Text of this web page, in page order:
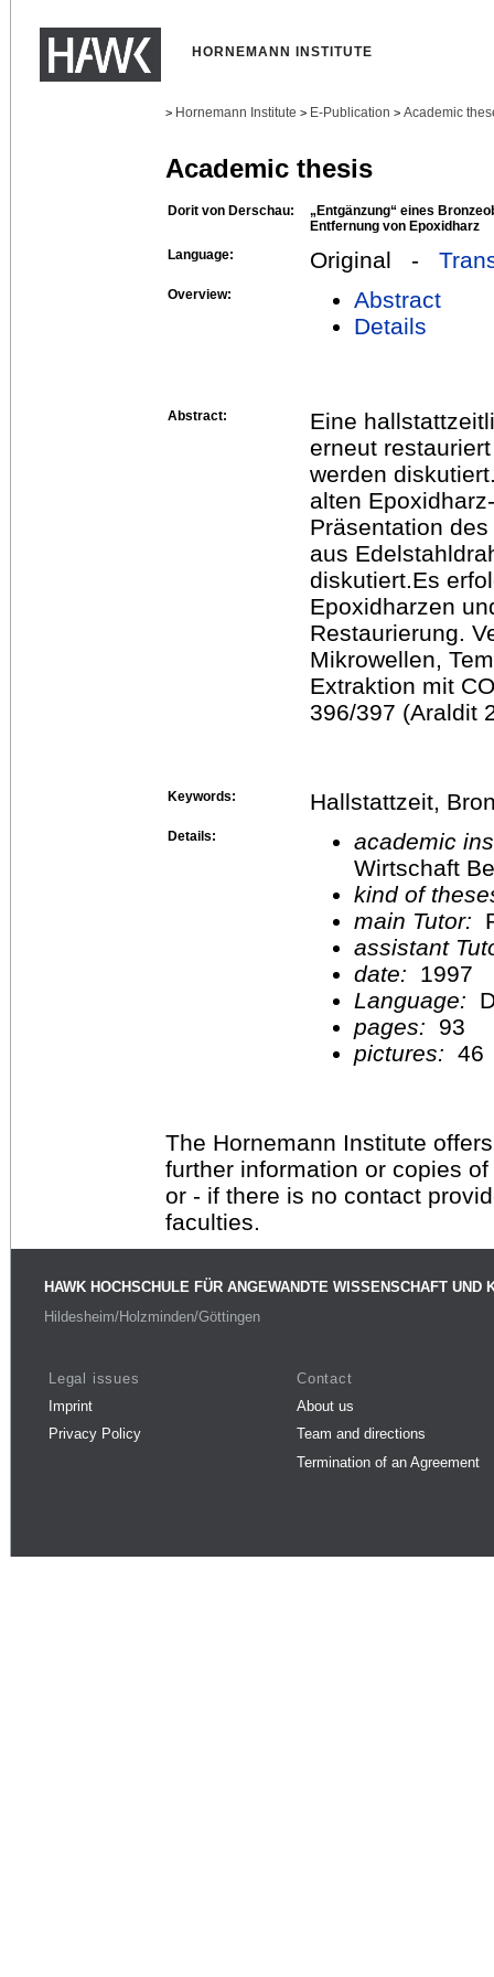
HORNEMANN INSTITUTE
> Hornemann Institute > E-Publication > Academic
Academic thesis
Dorit von Derschau:
„Entgänzung“ eines
Entfernung von Epoxidharz
Language:
Original -
Overview:
Abstract
Details
Abstract:
Eine
erneut
werden
alten
Präsentation
aus
diskutiert.Es
Epoxidharzen
Restaurierung.
Mikrowellen,
Extraktion mit
396/397 (Araldit
Keywords: Hallstattzeit,
Details:
academic
Wirtschaft
kind of
main Tutor:
assistant
date:
1997
Language:
pages:
93
pictures: 46
The Hornemann Institute
further information or copies
or - if there is no contact
faculties.
HAWK HOCHSCHULE FÜR ANGEWANDTE WISSENSCHAFT UND
Hildesheim/Holzminden/Göttingen
Legal issues
Imprint
Privacy Policy
Contact
About us
Team and directions
Termination of an Agreement